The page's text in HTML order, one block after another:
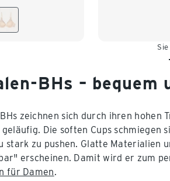
BHs – bequem
zeichnen sich durch ihren
geläufig. Die soften Cups schmiegen
stark zu pushen. Glatte Materialien
erscheinen. Damit wird er zum
für Damen.